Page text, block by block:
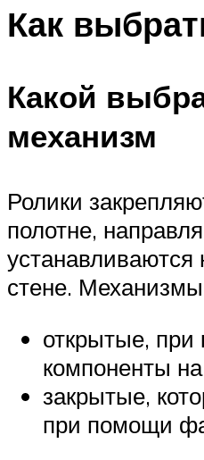
Как
Какой
механизм
Ролики
полотне,
устанавливаются
стене.
открытые, при
компоненты
закрытые,
при помощи